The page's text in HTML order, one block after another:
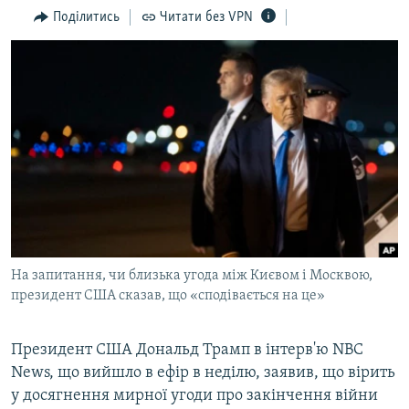
Перейти
до
ПОГЛЯД
ДЕПОРТАЦІЯ
УКРАЇНСЬКА ПРОБЛЕМА КРИМУ
ІНФОГРАФІКА
ЯК ОБІЙТИ БЛОКУВАННЯ
ДОЛУЧАЙСЯ!
Усі сайти RFE/RL
Поділитись Читати без VPN
На запитання, чи близька угода між Києвом і Москвою,
президент США сказав, що «сподівається на це»
Президент США Дональд Трамп в інтерв'ю NBC
News, що вийшло в ефір в неділю, заявив, що вірить
у досягнення мирної угоди про закінчення війни